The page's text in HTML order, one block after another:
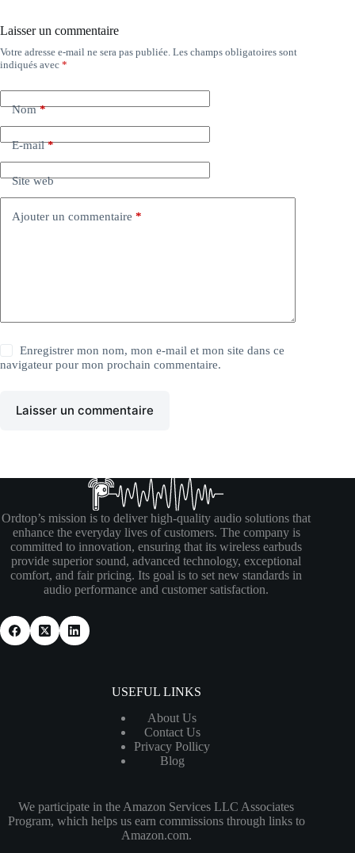
Laisser un commentaire
Votre adresse e-mail ne sera pas publiée. Les champs obligatoires sont
indiqués avec *
Nom*
E-mail*
Site web
Ajouter un commentaire *
Enregistrer mon nom, mon e-mail et mon site dans ce
navigateur pour mon prochain commentaire.
Laisser un commentaire
Ordtop’s mission is to deliver high-quality audio solutions that
enhance the everyday lives of customers. The company is
committed to innovation, ensuring that its wireless earbuds
provide superior sound, advanced technology, exceptional
comfort, and fair pricing. Its goal is to set new standards in
audio performance and customer satisfaction.
USEFUL LINKS
About Us
Contact Us
Privacy Pollicy
Blog
We participate in the Amazon Services LLC Associates
Program, which helps us earn commissions through links to
Amazon.com.